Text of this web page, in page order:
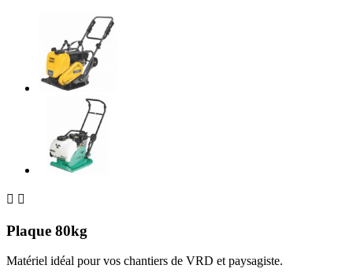
 
Plaque 80kg
Matériel idéal pour vos chantiers de VRD et paysagiste.